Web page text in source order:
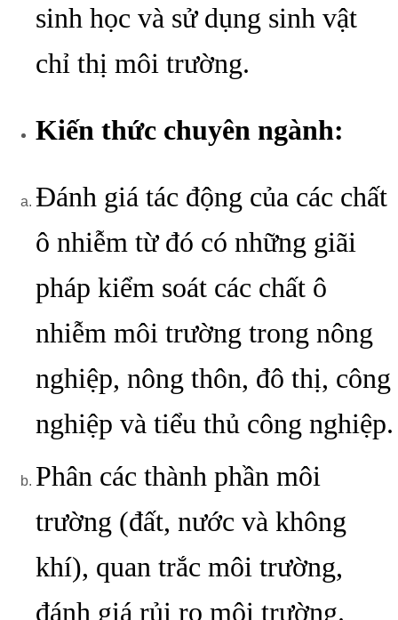
sinh học và sử dụng sinh vật
chỉ thị môi trường.
Kiến thức chuyên ngành:
Đánh giá tác động của các chất
ô nhiễm từ đó có những giãi
pháp kiểm soát các chất ô
nhiễm môi trường trong nông
nghiệp, nông thôn, đô thị, công
nghiệp và tiểu thủ công nghiệp.
Phân các thành phần môi
trường (đất, nước và không
khí), quan trắc môi trường,
đánh giá rủi ro môi trường.